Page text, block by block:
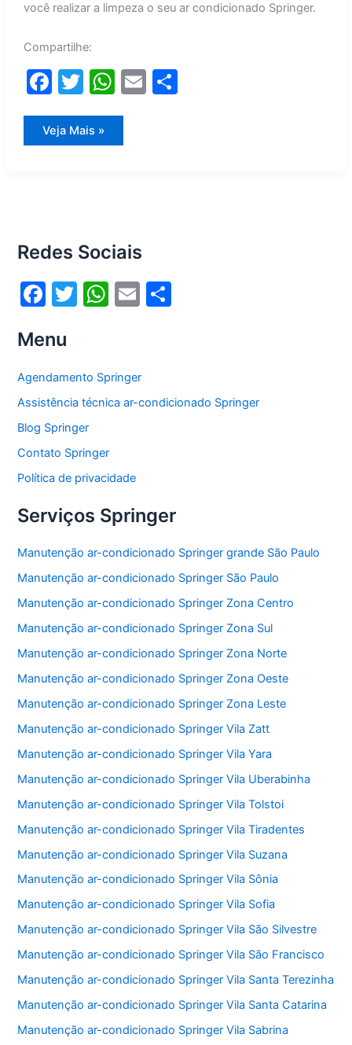
você realizar a limpeza o seu ar condicionado Springer.
Compartilhe:
F
c
k
T
itt
W E S
Limpeza
Veja Mais »
Redes Sociais
F
c
e
b
o
o
k
T
er
W
s
A
p
E
l
Menu
Agendamento Springer
Assistência técnica ar-condicionado Springer
Blog Springer
Contato Springer
Política de privacidade
Serviços Springer
Manutenção ar-condicionado Springer grande São Paulo
Manutenção ar-condicionado Springer São Paulo
Manutenção ar-condicionado Springer Zona Centro
Manutenção ar-condicionado Springer Zona Sul
Manutenção ar-condicionado Springer Zona Norte
Manutenção ar-condicionado Springer Zona Oeste
Manutenção ar-condicionado Springer Zona Leste
Manutenção ar-condicionado Springer Vila Zatt
Manutenção ar-condicionado Springer Vila Yara
Manutenção ar-condicionado Springer Vila Uberabinha
Manutenção ar-condicionado Springer Vila Tolstoi
Manutenção ar-condicionado Springer Vila Tiradentes
Manutenção ar-condicionado Springer Vila Suzana
Manutenção ar-condicionado Springer Vila Sônia
Manutenção ar-condicionado Springer Vila Sofia
Manutenção ar-condicionado Springer Vila São Silvestre
Manutenção ar-condicionado Springer Vila São Francisco
Manutenção ar-condicionado Springer Vila Santa Terezinha
Manutenção ar-condicionado Springer Vila Santa Catarina
Manutenção ar-condicionado Springer Vila Sabrina